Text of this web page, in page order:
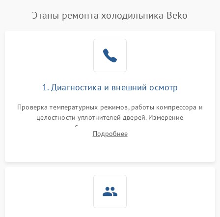
Этапы ремонта холодильника Beko
1. Диагностика и внешний осмотр
Проверка температурных режимов, работы компрессора и
целостности уплотнителей дверей. Измерение
сопротивления обмоток мотора, проверка термостата и
считывание кодов ошибок с электронного дисплея.
Подробнее